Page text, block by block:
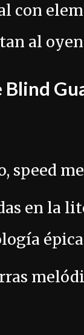
con
al
speed
en la